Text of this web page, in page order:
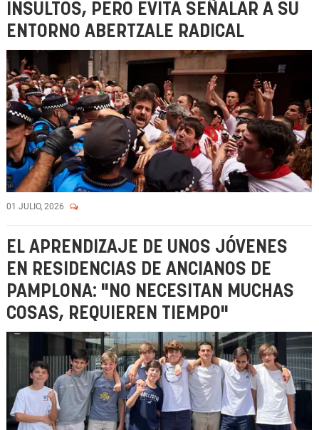
INSULTOS, PERO EVITA SEÑALAR A SU
ENTORNO ABERTZALE RADICAL
01 JULIO, 2026
EL APRENDIZAJE DE UNOS JÓVENES
EN RESIDENCIAS DE ANCIANOS DE
PAMPLONA: "NO NECESITAN MUCHAS
COSAS, REQUIEREN TIEMPO"